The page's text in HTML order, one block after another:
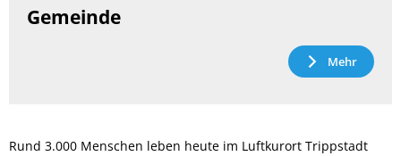
Gemeinde
Mehr
Rund 3.000 Menschen leben heute im Luftkurort Trippstadt